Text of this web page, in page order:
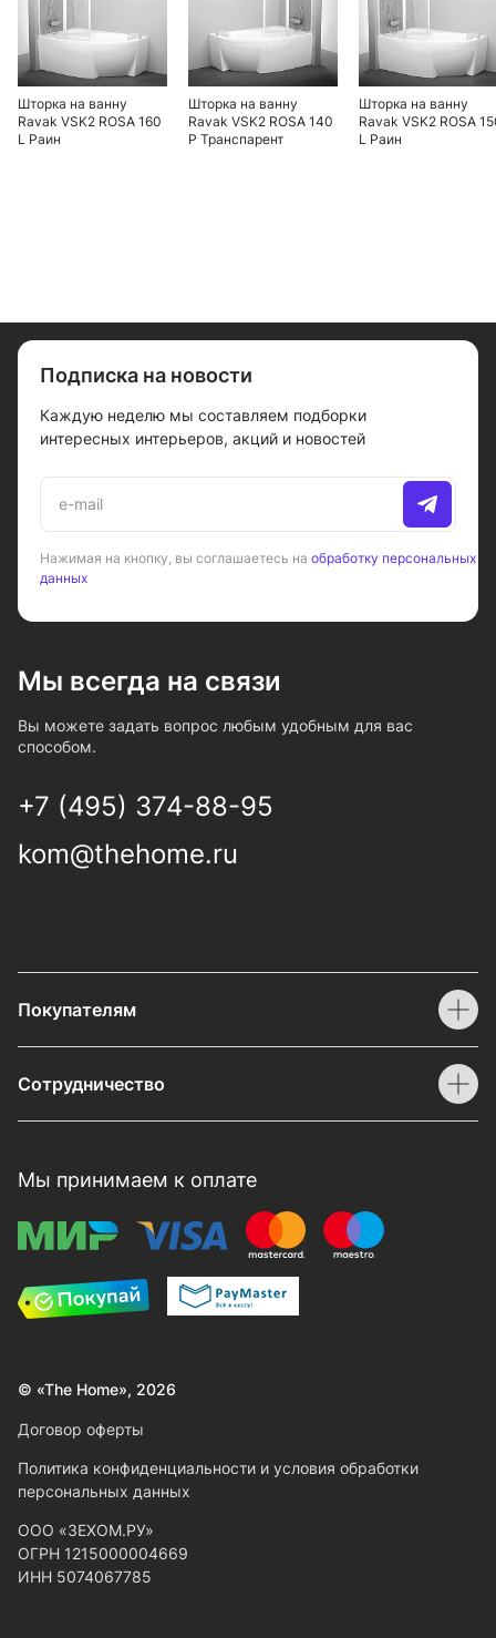
Шторка на ванну
Ravak VSK2 ROSA 160
L Раин
Шторка на ванну
Ravak VSK2 ROSA 140
P Транспарент
Шторка на ванну
Ravak VSK2 ROSA
L Раин
Подписка на новости
Каждую неделю мы составляем подборки
интересных интерьеров, акций и новостей
Нажимая на кнопку, вы соглашаетесь на обработку персональных
данных
Мы всегда на связи
Вы можете задать вопрос любым удобным для вас
способом.
+7 (495) 374-88-95
kom@thehome.ru
Покупателям
Сотрудничество
Мы принимаем к оплате
© «The Home», 2026
Договор оферты
Политика конфиденциальности и условия обработки
персональных данных
ООО «ЗЕХОМ.РУ»
ОГРН 1215000004669
ИНН 5074067785